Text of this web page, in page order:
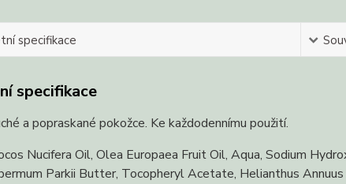
specifikace
specifikace
a popraskané pokožce. Ke každodennímu použití.
Nucifera Oil, Olea Europaea Fruit Oil, Aqua, Sodium
Parkii Butter, Tocopheryl Acetate, Helianthus